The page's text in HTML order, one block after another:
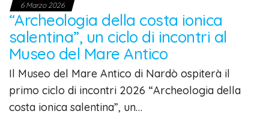
6 Marzo 2026
“Archeologia della costa ionica
salentina”, un ciclo di incontri al
Museo del Mare Antico
Il Museo del Mare Antico di Nardò ospiterà il
primo ciclo di incontri 2026 “Archeologia della
costa ionica salentina”, un…